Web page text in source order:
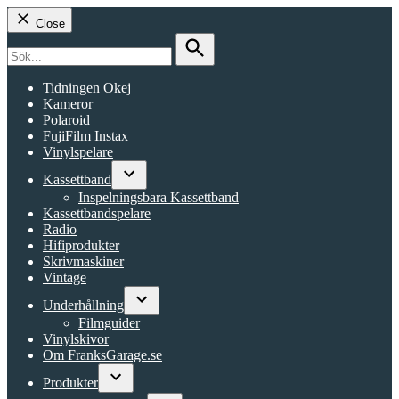
Close
for:
Search
Tidningen Okej
Kameror
Polaroid
FujiFilm Instax
Vinylspelare
Kassettband
Open
dropdown
menu
Inspelningsbara Kassettband
Kassettbandspelare
Radio
Hifiprodukter
Skrivmaskiner
Vintage
Underhållning
Open
Filmguider
Vinylskivor
Om FranksGarage.se
Produkter
Open